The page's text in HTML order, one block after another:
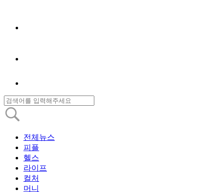
전체뉴스
피플
헬스
라이프
컬처
머니